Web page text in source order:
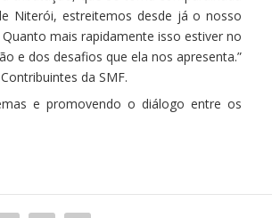
Niterói, estreitemos desde já o nosso
mais rapidamente isso estiver no
e dos desafios que ela nos apresenta.”
da SMF.
e promovendo o diálogo entre os